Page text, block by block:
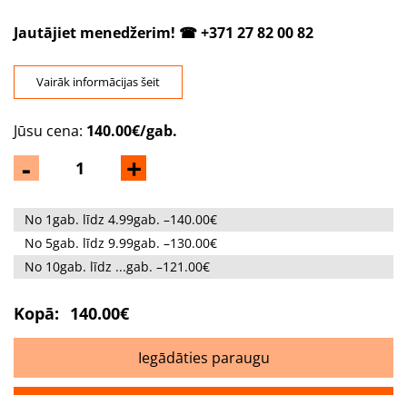
Jautājiet menedžerim! ☎ +371 27 82 00 82
Vairāk informācijas šeit
- +
Jūsu cena: 140.00€/gab.
No 1gab. līdz 4.99gab. –140.00€
No 5gab. līdz 9.99gab. –130.00€
No 10gab. līdz ...gab. –121.00€
Kopā: 140.00€
Iegādāties paraugu